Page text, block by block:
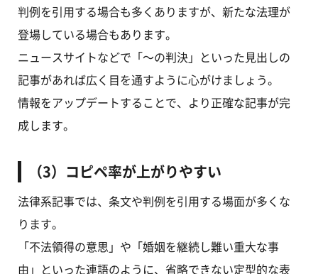
判例を引用する場合も多くありますが、新たな法理が
登場している場合もあります。
ニュースサイトなどで「～の判決」といった見出しの
記事があれば広く目を通すように心がけましょう。
情報をアップデートすることで、より正確な記事が完
成します。
（3）コピペ率が上がりやすい
法律系記事では、条文や判例を引用する場面が多くな
ります。
「不法領得の意思」や「婚姻を継続し難い重大な事
由」といった連語のように、省略できない定型的な表